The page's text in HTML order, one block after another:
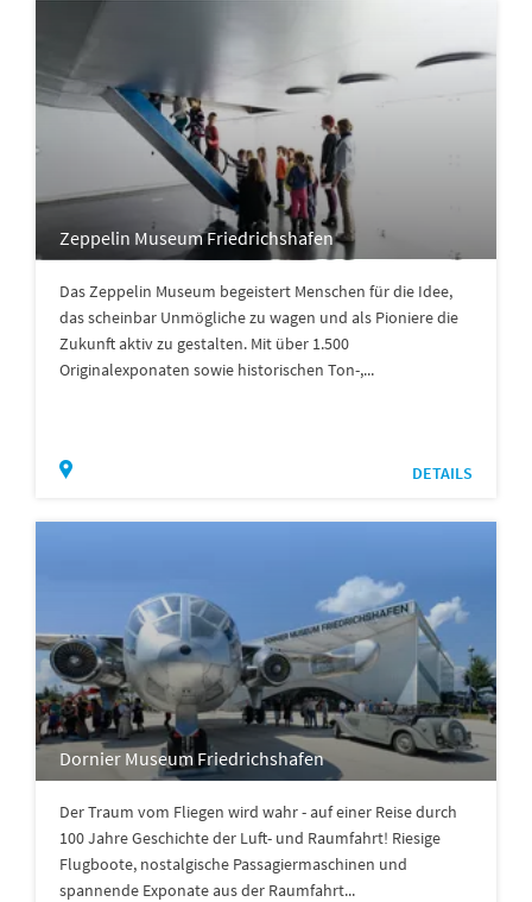
Zeppelin Museum Friedrichshafen
Das Zeppelin Museum begeistert Menschen für die Idee,
das scheinbar Unmögliche zu wagen und als Pioniere die
Zukunft aktiv zu gestalten. Mit über 1.500
Originalexponaten sowie historischen Ton-,...
DETAILS
Dornier Museum Friedrichshafen
Der Traum vom Fliegen wird wahr - auf einer Reise durch
100 Jahre Geschichte der Luft- und Raumfahrt! Riesige
Flugboote, nostalgische Passagiermaschinen und
spannende Exponate aus der Raumfahrt...